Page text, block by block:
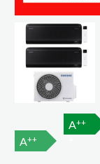
A++
A++